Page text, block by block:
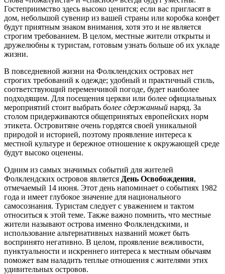
Гостеприимство здесь высоко ценится; если вас пригласят в
дом, небольшой сувенир из вашей страны или коробка конфет
будут приятным знаком внимания, хотя это и не является
строгим требованием. В целом, местные жители открыты и
дружелюбны к туристам, готовым узнать больше об их укладе
жизни.
В повседневной жизни на Фолклендских островах нет
строгих требований к одежде; удобный и практичный стиль,
соответствующий переменчивой погоде, будет наиболее
подходящим. Для посещения церкви или более официальных
мероприятий стоит выбрать более сдержанный наряд. За
столом придерживаются общепринятых европейских норм
этикета. Островитяне очень гордятся своей уникальной
природой и историей, поэтому проявление интереса к
местной культуре и бережное отношение к окружающей среде
будут высоко оценены.
Одним из самых значимых событий для жителей
Фолклендских островов является День Освобождения,
отмечаемый 14 июня. Этот день напоминает о событиях 1982
года и имеет глубокое значение для национального
самосознания. Туристам следует с уважением и тактом
относиться к этой теме. Также важно помнить, что местные
жители называют острова именно Фолклендскими, и
использование альтернативных названий может быть
воспринято негативно. В целом, проявление вежливости,
пунктуальности и искреннего интереса к местным обычаям
поможет вам наладить теплые отношения с жителями этих
удивительных островов.